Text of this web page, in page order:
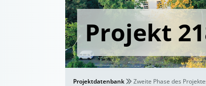
Projekt
Projektdatenbank Zweite Phase des